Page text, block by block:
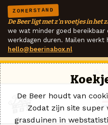
ZOMERSTAND
De Beer ligt met z'n voetjes in het
we wat minder goed bereikbaar
werkdagen duren. Mailen werkt
hello@beerinabox.nl
De Beer houdt van
Zodat zijn site
grasduinen in